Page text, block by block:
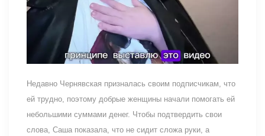
Недавно Чернявская призналась своим подписчикам, что
ей трудно, поэтому добрые женщины начали помогать ей
небольшими суммами денег. Чтобы подтвердить свои
слова, Саша показала, что не сидит сложа руки, а